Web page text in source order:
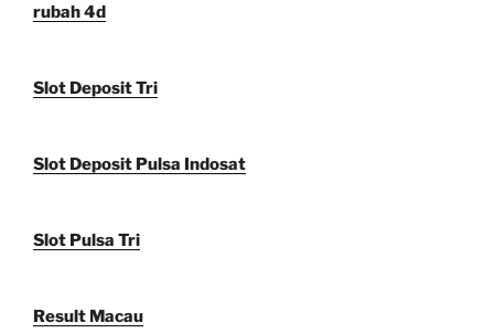
rubah 4d
Slot Deposit Tri
Slot Deposit Pulsa Indosat
Slot Pulsa Tri
Result Macau